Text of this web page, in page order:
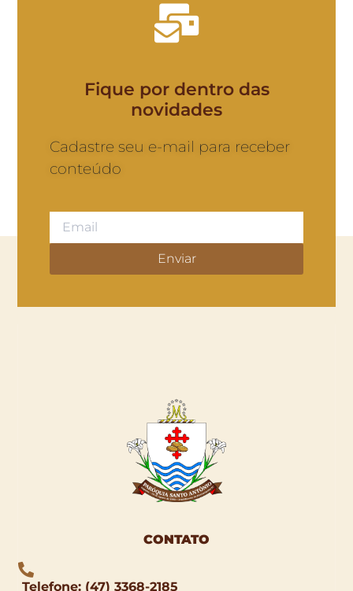
Fique por dentro das
novidades
Cadastre seu e-mail para receber
conteúdo
Enviar
CONTATO
Telefone: (47) 3368-2185